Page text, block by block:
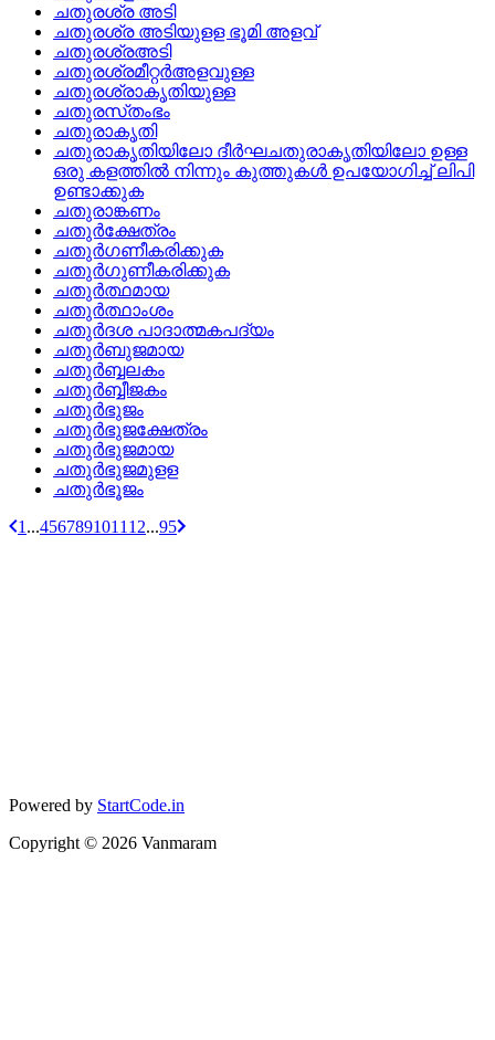
ചതുരശ്ര അടി
ചതുരശ്ര അടിയുളള ഭൂമി അളവ്
ചതുരശ്രഅടി
ചതുരശ്രമീറ്റര്‍അളവുള്ള
ചതുരശ്രാകൃതിയുള്ള
ചതുരസ്‌തംഭം
ചതുരാകൃതി
ചതുരാകൃതിയിലോ ദീര്‍ഘചതുരാകൃതിയിലോ ഉള്ള
ഒരു കളത്തില്‍ നിന്നും കുത്തുകള്‍ ഉപയോഗിച്ച്‌ ലിപി
ഉണ്ടാക്കുക
ചതുരാങ്കണം
ചതുര്‍ക്ഷേത്രം
ചതുര്‍ഗണീകരിക്കുക
ചതുര്‍ഗുണീകരിക്കുക
ചതുര്‍ത്ഥമായ
ചതുര്‍ത്ഥാംശം
ചതുര്‍ദശ പാദാത്മകപദ്യം
ചതുര്‍ബുജമായ
ചതുര്‍ബ്ബലകം
ചതുര്‍ബ്ബീജകം
ചതുര്‍ഭുജം
ചതുര്‍ഭുജക്ഷേത്രം
ചതുര്‍ഭുജമായ
ചതുര്‍ഭുജമുളള
ചതുര്‍ഭൂജം
1 ...4567891011 12...95
Powered by StartCode.in
Copyright © 2026 Vanmaram